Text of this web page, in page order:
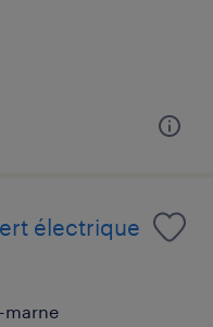
électrique
marne